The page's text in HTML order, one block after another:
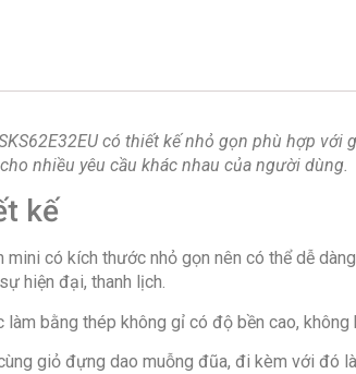
có thiết kế nhỏ gọn phù hợp
nhiều yêu cầu khác nhau của người dùng.
kế
mini có kích thước nhỏ gọn nên có thể dễ
hiện đại, thanh lịch.
bằng thép không gỉ có độ bền cao,
giỏ đựng dao muỗng đũa, đi kèm với đó